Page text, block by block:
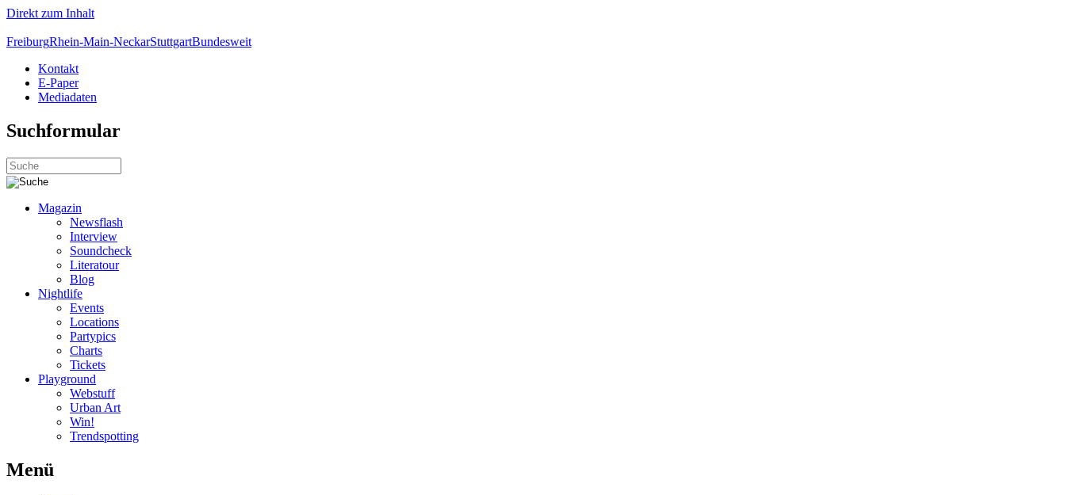
Direkt zum Inhalt
FreiburgRhein-Main-NeckarStuttgartBundesweit
Kontakt
E-Paper
Mediadaten
Suchformular
Magazin
Newsflash
Interview
Soundcheck
Literatour
Blog
Nightlife
Events
Locations
Partypics
Charts
Tickets
Playground
Webstuff
Urban Art
Win!
Trendspotting
Menü